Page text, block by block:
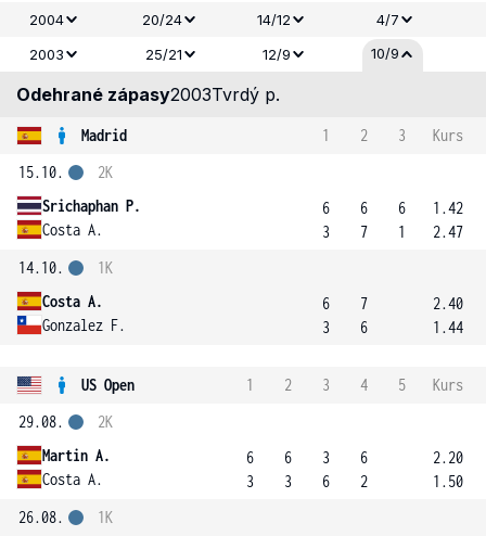
2004
20/24 14/12 4/7
2003
25/21 12/9 10/9
Odehrané zápasy2003Tvrdý p.
Madrid 1 2 3
Kurs
15.10.
Srichaphan P.
Costa A.
2K
6
3
6
7
6
1
1.42
2.47
14.10.
Costa A.
Gonzalez F.
1K
6
3
7
6
2.40
1.44
US Open 1 2 3 4 5
Kurs
29.08.
Martin A.
Costa A.
2K
6
3
6
3
3
6
6
2
2.20
1.50
26.08.
1K